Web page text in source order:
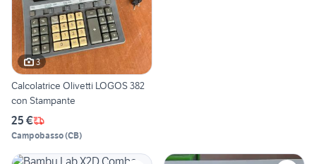
3
Calcolatrice Olivetti LOGOS 382
con Stampante
25 €
Campobasso(CB)